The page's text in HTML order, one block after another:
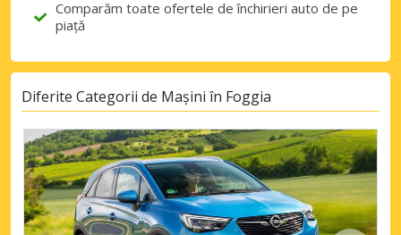
Comparăm toate ofertele de închirieri auto de pe
piață
Diferite Categorii de Mașini în Foggia